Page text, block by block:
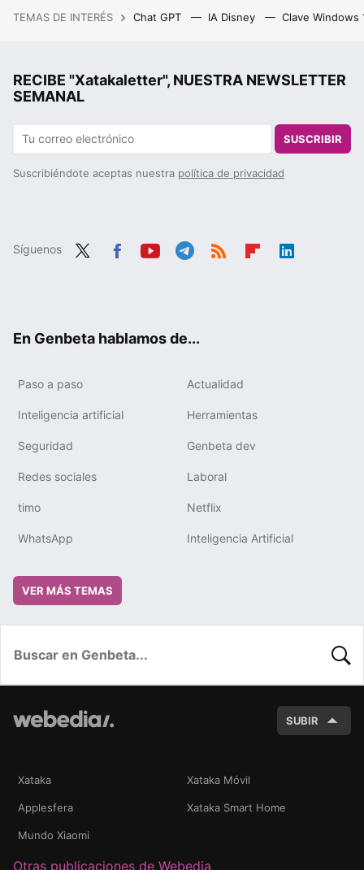
TEMAS DE INTERÉS Chat GPT IA Disney Clave Windows
RECIBE "Xatakaletter", NUESTRA NEWSLETTER
SEMANAL
SUSCRIBIR
Suscribiéndote aceptas nuestra política de privacidad
Síguenos
En Genbeta hablamos de...
Paso a paso Actualidad
Inteligencia artificial Herramientas
Seguridad Genbeta dev
Redes sociales Laboral
timo Netflix
WhatsApp Inteligencia Artificial
VER MÁS TEMAS
SUBIR
Xataka Xataka Móvil
Applesfera Xataka Smart Home
Mundo Xiaomi
Otras publicaciones de Webedia